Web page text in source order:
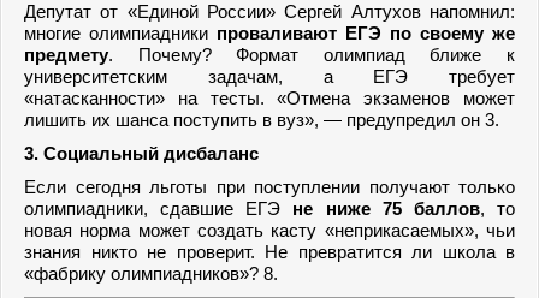
Депутат от «Единой России» Сергей Алтухов напомнил:
многие олимпиадники проваливают ЕГЭ по своему же
предмету. Почему? Формат олимпиад ближе к
университетским задачам, а ЕГЭ требует
«натасканности» на тесты. «Отмена экзаменов может
лишить их шанса поступить в вуз», — предупредил он 3.
3. Социальный дисбаланс
Если сегодня льготы при поступлении получают только
олимпиадники, сдавшие ЕГЭ не ниже 75 баллов, то
новая норма может создать касту «неприкасаемых», чьи
знания никто не проверит. Не превратится ли школа в
«фабрику олимпиадников»? 8.